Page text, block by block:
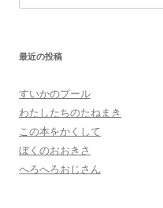
ョ
ン
最近の投稿
すいかのプール
わたしたちのたねまき
この本をかくして
ぼくのおおきさ
へろへろおじさん